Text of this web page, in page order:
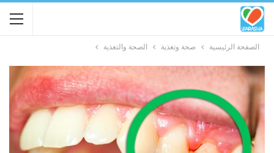
الصفحة الرئيسية صحة وتغذية الصحة والتغذية